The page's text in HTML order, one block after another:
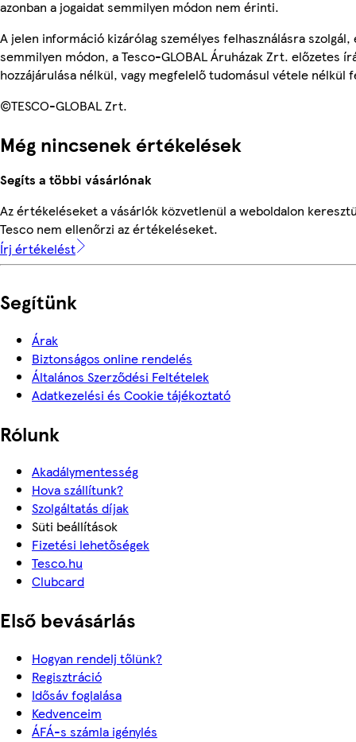
azonban a jogaidat semmilyen módon nem érinti.
A jelen információ kizárólag személyes felhasználásra
semmilyen módon, a Tesco-GLOBAL Áruházak Zrt. előzetes
hozzájárulása nélkül, vagy megfelelő tudomásul vétele nélkül
©TESCO-GLOBAL Zrt.
Még nincsenek értékelések
Segíts a többi vásárlónak
Az értékeléseket a vásárlók közvetlenül a weboldalon
Tesco nem ellenőrzi az értékeléseket.
Írj értékelést
Segítünk
Árak
Biztonságos online rendelés
Általános Szerződési Feltételek
Adatkezelési és Cookie tájékoztató
Rólunk
Akadálymentesség
Hova szállítunk?
Szolgáltatás díjak
Süti beállítások
Fizetési lehetőségek
Tesco.hu
Clubcard
Első bevásárlás
Hogyan rendelj tőlünk?
Regisztráció
Idősáv foglalása
Kedvenceim
ÁFÁ-s számla igénylés